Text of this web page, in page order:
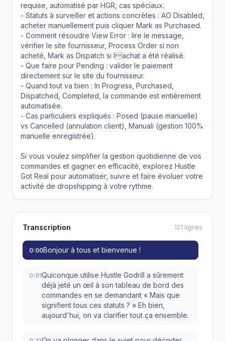
requise, automatisé par HGR, cas spéciaux.
- Statuts à surveiller et actions concrètes : AO Disabled,
acheter manuellement puis cliquer Mark as Purchased.
- Comment résoudre View Error : lire le message,
vérifier le site fournisseur, Process Order si non
acheté, Mark as Dispatch si lachat a été réalisé.
- Que faire pour Pending : valider le paiement
directement sur le site du fournisseur.
- Quand tout va bien : In Progress, Purchased,
Dispatched, Completed, la commande est entièrement
automatisée.
- Cas particuliers expliqués : Posed (pause manuelle)
vs Cancelled (annulation client), Manuali (gestion 100%
manuelle enregistrée).
Si vous voulez simplifier la gestion quotidienne de vos
commandes et gagner en efficacité, explorez Hustle
Got Real pour automatiser, suivre et faire évoluer votre
activité de dropshipping à votre rythme.
Transcription 121 lignes
0:00Bonjour à tous et bienvenue !
0:01Quiconque utilise Hustle Godrill a sûrement
déjà jeté un œil à son tableau de bord des
commandes en se demandant « Mais que
signifient tous ces statuts ? » Eh bien,
aujourd'hui, on va clarifier tout ça ensemble.